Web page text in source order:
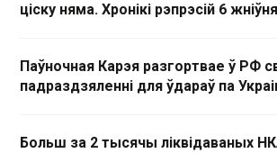
ціску няма. Хронікі рэпрэсій 6 жніўня
Паўночная Карэя разгортвае ў РФ
падраздзяленні для ўдараў па
Больш за 2 тысячы ліквідаваных